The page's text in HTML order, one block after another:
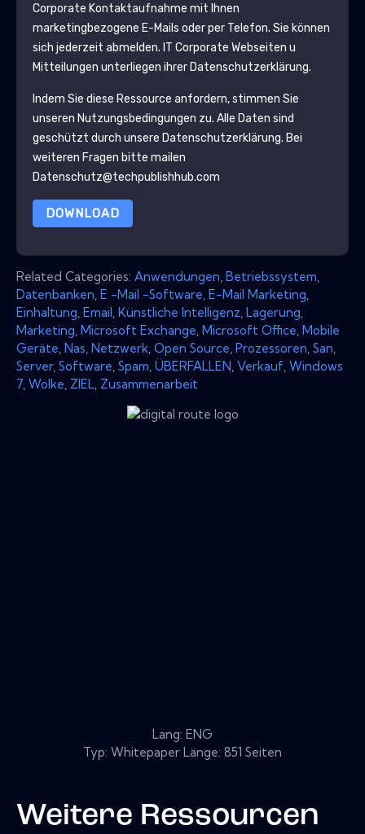
Corporate Kontaktaufnahme mit Ihnen
marketingbezogene E-Mails oder per Telefon. Sie können
sich jederzeit abmelden. IT Corporate Webseiten u
Mitteilungen unterliegen ihrer Datenschutzerklärung.
Indem Sie diese Ressource anfordern, stimmen Sie
unseren Nutzungsbedingungen zu. Alle Daten sind
geschützt durch unsere Datenschutzerklärung. Bei
weiteren Fragen bitte mailen
Datenschutz@techpublishhub.com
DOWNLOAD
Related Categories: Anwendungen Betriebssystem
Datenbanken E -Mail -Software E-Mail Marketing
Einhaltung Email Künstliche Intelligenz Lagerung
Marketing Microsoft Exchange Microsoft Office Mobile
Geräte Nas Netzwerk Open Source Prozessoren San
Server, Software Spam ÜBERFALLEN Verkauf Windows
7 Wolke ZIEL Zusammenarbeit
Lang: ENG
Typ: Whitepaper Länge: 851 Seiten
Weitere Ressourcen